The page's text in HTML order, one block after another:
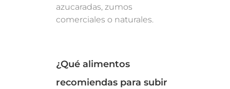
azucaradas, zumos
comerciales o naturales.
¿Qué alimentos
recomiendas para subir